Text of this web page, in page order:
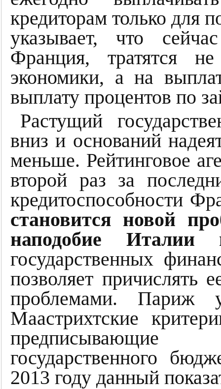
кредиторам только для
указывает, что
Франция, тратятся
экономики, а на
выплату процентов по
Растущий
вниз и оснований
меньше. Рейтинговое
второй раз за
кредитоспособности
становится новой
наподобие Италии
государственных
позволяет причислять
проблемами. Париж
Маастрихтские
государственного
2013 году данный